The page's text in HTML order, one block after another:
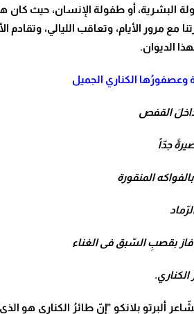
البشرية، أو طفولة الإنسان، حيث كان
مع مرور الأيام، وتعاقب الليالي،
الديوان.
وعصفورُها الكناري الجميل
داخلَ القفص
جدّاً
المنقورة
فاز بقصبِ السّبق فى الغناء
ألبرتو بلانكو ”إنّ طائرُ الكناري هو